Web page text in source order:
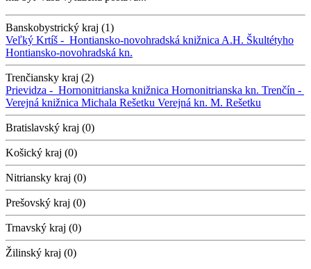
Banskobystrický kraj (1)
Veľký Krtíš - Hontiansko-novohradská knižnica A.H. Škultétyho
Hontiansko-novohradská kn.
Trenčiansky kraj (2)
Prievidza - Hornonitrianska knižnica Hornonitrianska kn. Trenčín -
Verejná knižnica Michala Rešetku Verejná kn. M. Rešetku
Bratislavský kraj (0)
Košický kraj (0)
Nitriansky kraj (0)
Prešovský kraj (0)
Trnavský kraj (0)
Žilinský kraj (0)